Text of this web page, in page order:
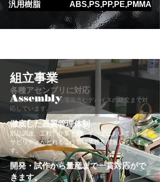
汎用樹脂
ABS,PS,PP,PE,PMMA等
各種アセンブリに対応
単純インサートから電装含むデバイスの組立まで対
応しています。
徹底した品質管理体制
部品調達、工程、作業手順、すべてにおいてトレイ
サビリティがとれるよう管理業務を徹底していま
す。
開発・試作から量産まで一貫対応がで
きます。
組立事業
Assembly